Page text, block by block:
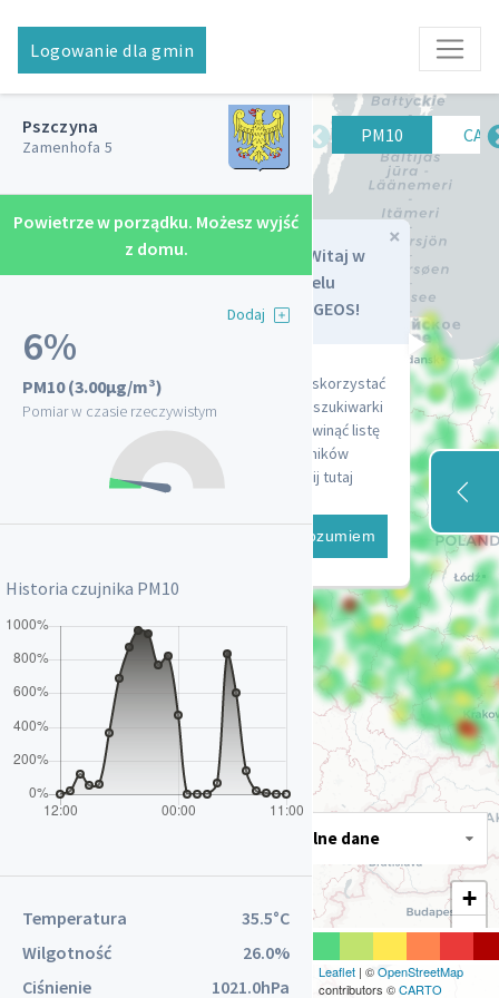
Logowanie dla gmin
Pszczyna
Zamenhofa 5
Powietrze w porządku. Możesz wyjść
z domu.
Dodaj
6%
PM10 (3.00µg/m³)
Pomiar w czasie rzeczywistym
Historia czujnika PM10
Temperatura
35.5°C
Wilgotność
26.0%
Ciśnienie
1021.0hPa
Witaj w
Panelu
SYNGEOS!
×
Aby skorzystać
z wyszukiwarki
i rozwinąć listę
czujników
kliknij tutaj
Rozumiem
+
−
Leaflet | ©OpenStreetMap
contributors ©CARTO
Aktualne dane
PM10
Lista czujników
Dziewkowice
Podstawowa
Wojkowice
Proletariatu 7
Adamówka
Antoniów gm. Ozimek
Powstańców Śląskich 17
AUTO TECH Luboszyce
ul. Opolska 47A Luboszyce gm.
Łubniany
Baborów
Ratuszowa 2
Bałtów
Banie
Skośna 6
Ogrodowa 2
Wojska Polskiego 7